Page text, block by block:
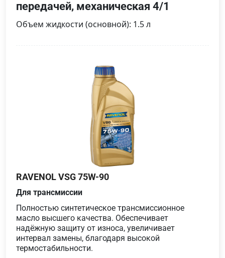
передачей, механическая 4/1
Объем жидкости (основной): 1.5 л
RAVENOL VSG 75W-90
Для трансмиссии
Полностью синтетическое трансмиссионное
масло высшего качества. Обеспечивает
надёжную защиту от износа, увеличивает
интервал замены, благодаря высокой
термостабильности.